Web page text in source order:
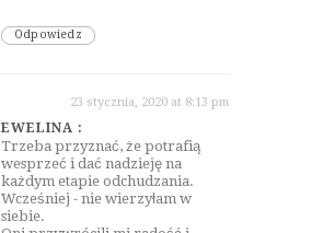
Odpowiedz
EWELINA :
23 stycznia, 2020 at 8:13 pm
Trzeba przyznać, że potrafią
wesprzeć i dać nadzieję na
każdym etapie odchudzania.
Wcześniej - nie wierzyłam w
siebie.